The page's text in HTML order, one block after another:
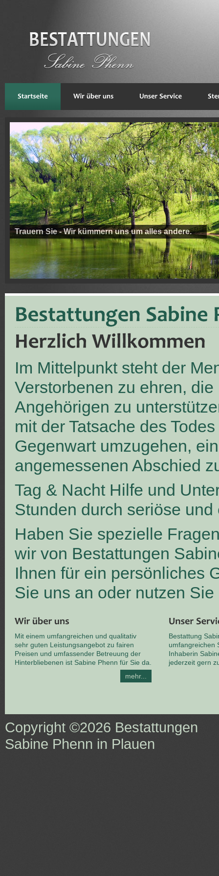
Trauern Sie - Wir kümmern uns um alles andere.
Im Mittelpunkt steht der
Verstorbenen zu ehren, die
Angehörigen zu
mit der Tatsache des
Gegenwart umzugehen,
angemessenen Abschied
Tag & Nacht Hilfe und
Stunden durch seriöse
Haben Sie spezielle
wir von Bestattungen
Ihnen für ein persönliches
Sie uns an oder nutzen
Mit einem umfangreichen und qualitativ
sehr guten Leistungsangebot zu fairen
Preisen und umfassender Betreuung der
Hinterbliebenen ist Sabine Phenn für Sie da.
mehr...
Bestattung
umfangreichen
Inhaberin
jederzeit gern
Copyright ©2026 Bestattungen
Sabine Phenn in Plauen